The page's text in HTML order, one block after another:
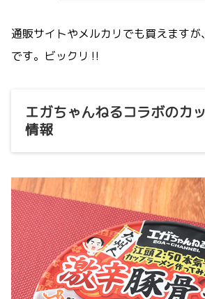
通販サイトやメルカリでも買えます
です。ビックリ‼
エガちゃんねるコラボのカ
情報